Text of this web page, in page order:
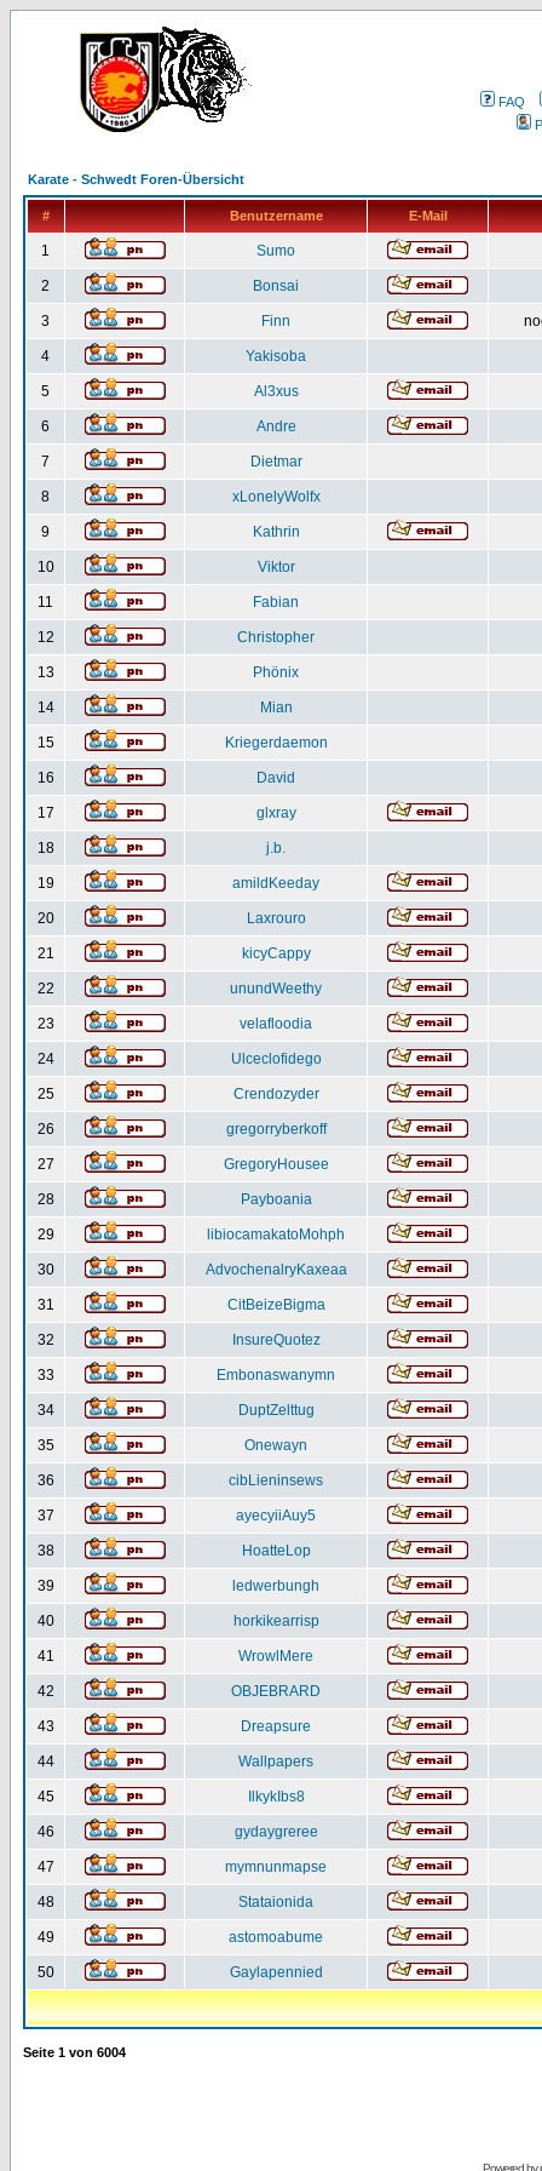
FAQ
Karate - Schwedt Foren-Übersicht
# Benutzername E-Mail
1 Sumo
2 Bonsai
3 Finn
4 Yakisoba
5 Al3xus
6 Andre
7 Dietmar
8 xLonelyWolfx
9 Kathrin
10 Viktor
11 Fabian
12 Christopher
13 Phönix
14 Mian
15 Kriegerdaemon
16 David
17 glxray
18 j.b.
19 amildKeeday
20 Laxrouro
21 kicyCappy
22 unundWeethy
23 velafloodia
24 Ulceclofidego
25 Crendozyder
26 gregorryberkoff
27 GregoryHousee
28 Payboania
29 libiocamakatoMohph
30 AdvochenalryKaxeaa
31 CitBeizeBigma
32 InsureQuotez
33 Embonaswanymn
34 DuptZelttug
35 Onewayn
36 cibLieninsews
37 ayecyiiAuy5
38 HoatteLop
39 ledwerbungh
40 horkikearrisp
41 WrowlMere
42 OBJEBRARD
43 Dreapsure
44 Wallpapers
45 IlkykIbs8
46 gydaygreree
47 mymnunmapse
48 Stataionida
49 astomoabume
50 Gaylapennied
Seite 1 von 6004
Powered by